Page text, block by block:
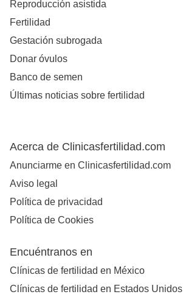
Reproducción asistida
Fertilidad
Gestación subrogada
Donar óvulos
Banco de semen
Últimas noticias sobre fertilidad
Acerca de Clinicasfertilidad.com
Anunciarme en Clinicasfertilidad.com
Aviso legal
Política de privacidad
Política de Cookies
Encuéntranos en
Clínicas de fertilidad en México
Clínicas de fertilidad en Estados Unidos